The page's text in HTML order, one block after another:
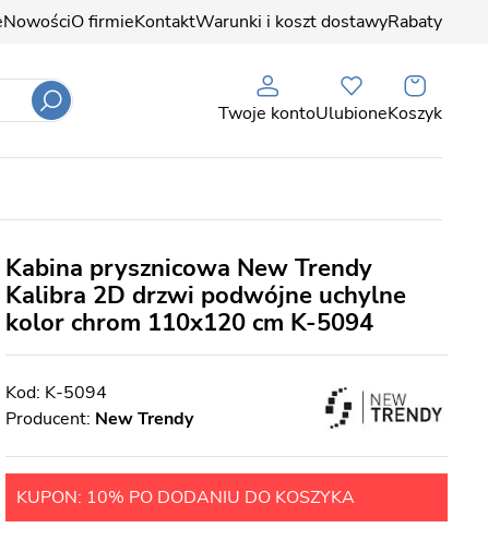
NowościO firmieKontaktWarunki i koszt dostawyRabaty
Twoje kontoUlubioneKoszyk
Kabina prysznicowa New Trendy
Kalibra 2D drzwi podwójne uchylne
kolor chrom 110x120 cm K-5094
K-5094
Producent: New Trendy
KUPON: 10% PO DODANIU DO KOSZYKA